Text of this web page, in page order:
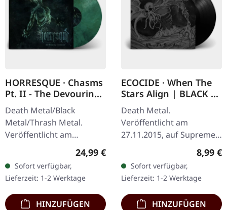
HORRESQUE · Chasms
Pt. II - The Devouring
Exorbitance |
MARBLED LP
Death Metal/Black
Metal/Thrash Metal.
Veröffentlicht am
22.03.2024, auf Supreme
Chaos Records. Exklusives
'Malstrom
Clear/Grün/Schwarz
marmoriertes'…
Regulärer Preis:
24,99 €
Sofort verfügbar,
Lieferzeit: 1-2 Werktage
HINZUFÜGEN
ECOCIDE · When The
Stars Align | BLACK 7"
EP
Death Metal.
Veröffentlicht am
27.11.2015, auf Supreme
Chaos Records. Schweres
schwarzes 7" Vinyl im
dicken Cover. Limitiert auf
200 handnummerierte…
8,99 €
Sofort verfügbar,
Lieferzeit: 1-2 Werktage
HINZUFÜGEN